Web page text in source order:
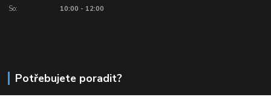
So:
10:00 - 12:00
Potřebujete poradit?